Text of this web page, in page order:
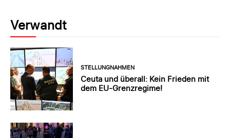
Verwandt
STELLUNGNAHMEN
Ceuta und überall: Kein Frieden mit
dem EU-Grenzregime!